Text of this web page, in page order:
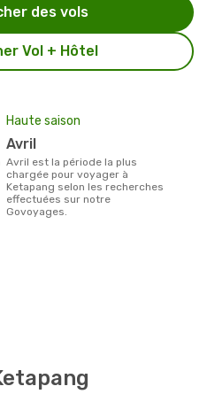
Vol + Hôtel
des vols
Haute saison
avril
avril est la période la plus
chargée pour voyager à
Ketapang selon les recherches
effectuées sur notre
Govoyages.